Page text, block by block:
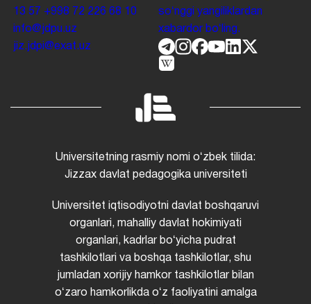
13 57 +998 72 226 68 10
info@jdpu.uz
jiz.jdpi@exat.uz
soʻnggi yangiliklardan
xabardor boʻling.
Universitetning rasmiy nomi oʻzbek tilida:
Jizzax davlat pedagogika universiteti
Universitet iqtisodiyotni davlat boshqaruvi
organlari, mahalliy davlat hokimiyati
organlari, kadrlar boʻyicha pudrat
tashkilotlari va boshqa tashkilotlar, shu
jumladan xorijiy hamkor tashkilotlar bilan
oʻzaro hamkorlikda oʻz faoliyatini amalga